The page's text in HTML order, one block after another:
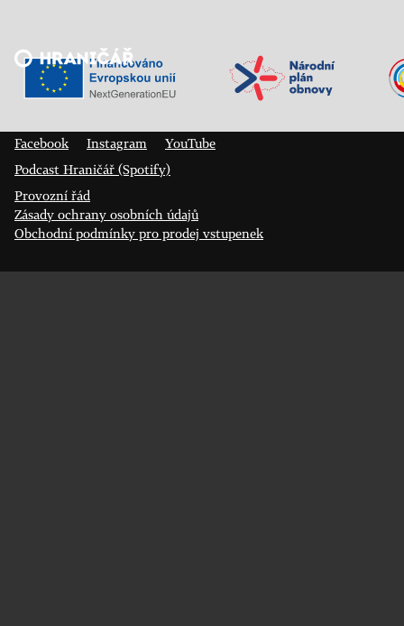
Veřejný sál Hraničář, spolek
Facebook
Instagram
YouTube
Podcast Hraničář (Spotify)
Provozní řád
Zásady ochrany osobních údajů
Obchodní podmínky pro prodej vstupenek